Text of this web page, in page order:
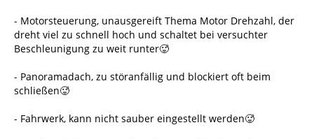
- Motorsteuerung, unausgereift Thema Motor Drehzahl, der
dreht viel zu schnell hoch und schaltet bei versuchter
Beschleunigung zu weit runter🥵
- Panoramadach, zu störanfällig und blockiert oft beim
schließen🥵
- Fahrwerk, kann nicht sauber eingestellt werden🥵